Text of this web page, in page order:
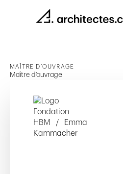
MAÎTRE D’OUVRAGE
Maître d’ouvrage